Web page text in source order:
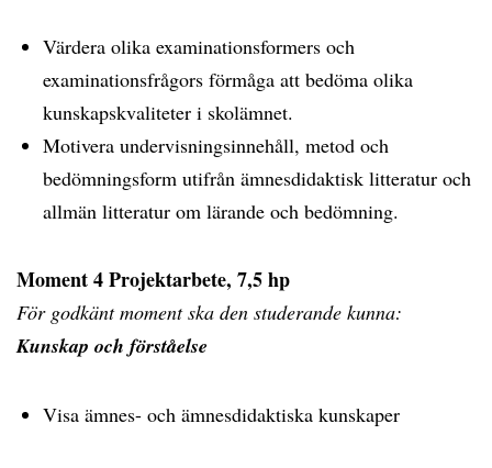
Värdera olika examinationsformers och
examinationsfrågors förmåga att bedöma olika
kunskapskvaliteter i skolämnet.
Motivera undervisningsinnehåll, metod och
bedömningsform utifrån ämnesdidaktisk litteratur och
allmän litteratur om lärande och bedömning.
Moment 4 Projektarbete, 7,5 hp
För godkänt moment ska den studerande kunna:
Kunskap och förståelse
Visa ämnes- och ämnesdidaktiska kunskaper